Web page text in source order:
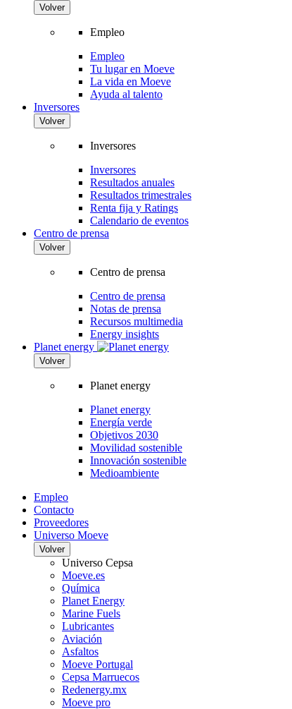
Volver
Empleo
Empleo
Tu lugar en Moeve
La vida en Moeve
Ayuda al talento
Inversores
Volver
Inversores
Inversores
Resultados anuales
Resultados trimestrales
Renta fija y Ratings
Calendario de eventos
Centro de prensa
Volver
Centro de prensa
Centro de prensa
Notas de prensa
Recursos multimedia
Energy insights
Planet energy
Volver
Planet energy
Planet energy
Energía verde
Objetivos 2030
Movilidad sostenible
Innovación sostenible
Medioambiente
Empleo
Contacto
Proveedores
Universo Moeve
Volver
Universo Cepsa
Moeve.es
Química
Planet Energy
Marine Fuels
Lubricantes
Aviación
Asfaltos
Moeve Portugal
Cepsa Marruecos
Redenergy.mx
Moeve pro